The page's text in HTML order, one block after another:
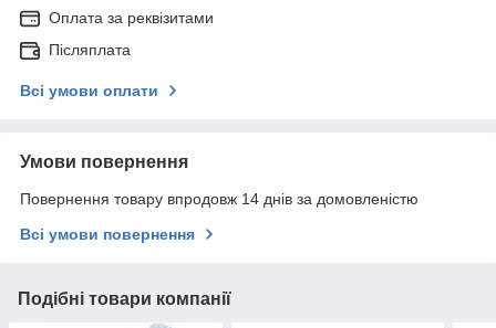
Оплата за реквізитами
Післяплата
Всі умови оплати
Умови повернення
Повернення товару впродовж 14 днів за домовленістю
Всі умови повернення
Подібні товари компанії